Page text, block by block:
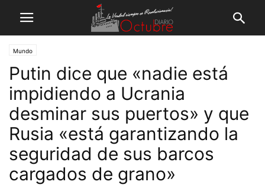
Mundo
Putin dice que «nadie está
impidiendo a Ucrania
desminar sus puertos» y que
Rusia «está garantizando la
seguridad de sus barcos
cargados de grano»